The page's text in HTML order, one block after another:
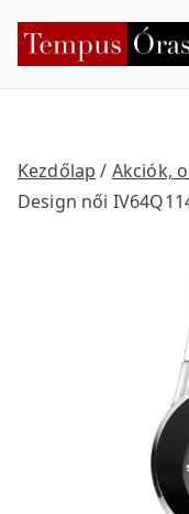
Kezdőlap / Akciók,
Design női